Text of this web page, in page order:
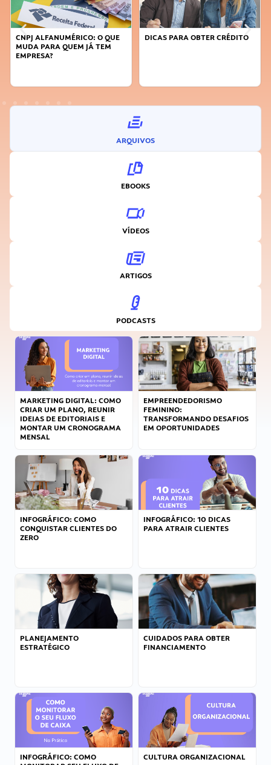
CNPJ ALFANUMÉRICO: O QUE
MUDA PARA QUEM JÁ TEM
EMPRESA?
DICAS PARA OBTER CRÉDITO
ARQUIVOS
EBOOKS
VÍDEOS
ARTIGOS
PODCASTS
MARKETING DIGITAL: COMO
CRIAR UM PLANO, REUNIR
IDEIAS DE EDITORIAIS E
MONTAR UM CRONOGRAMA
MENSAL
EMPREENDEDORISMO
FEMININO:
TRANSFORMANDO DESAFIOS
EM OPORTUNIDADES
INFOGRÁFICO: COMO
CONQUISTAR CLIENTES DO
ZERO
INFOGRÁFICO: 10 DICAS
PARA ATRAIR CLIENTES
PLANEJAMENTO
ESTRATÉGICO
CUIDADOS PARA OBTER
FINANCIAMENTO
INFOGRÁFICO: COMO
CULTURA ORGANIZACIONAL